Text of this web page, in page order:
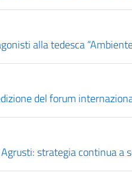
alla tedesca
del forum
strategia continua a